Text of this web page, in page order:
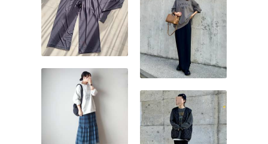
をプラス。特におすすめな
のがレザー素材の黒バッグ
です。コーデにきれいめな
要素が自然と加わり、バラ
ンスの取れた印象に。スナ
ップではグレーのスウェッ
トコーデに黒バッグを投
入。ボストンバッグの四角
いフォルムのおかげで、ス
締まって見えます。